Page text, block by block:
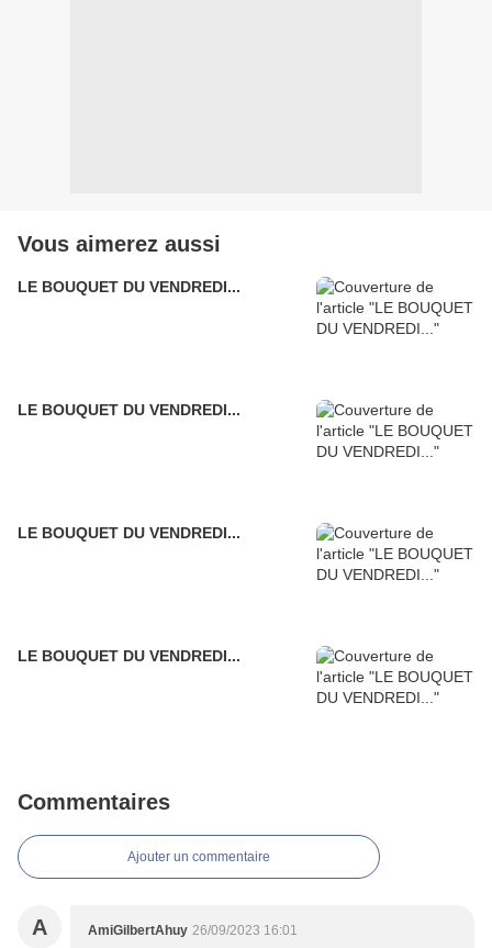
Vous aimerez aussi
LE BOUQUET DU VENDREDI...
LE BOUQUET DU VENDREDI...
LE BOUQUET DU VENDREDI...
LE BOUQUET DU VENDREDI...
Commentaires
Ajouter un commentaire
A AmiGilbertAhuy 26/09/2023 16:01